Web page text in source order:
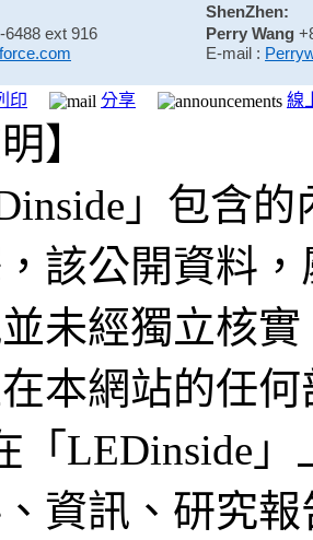
ShenZhen:
6488 ext 916
Perry Wang
E-mail :
印 分享 線
】
」包含
該公開資料
未經獨立核
本網站的任
「LEDinside
資訊、研究